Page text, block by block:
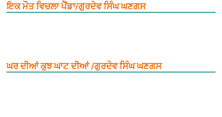
ਇਕ ਮੌਤ ਵਿਚਲਾ ਪੈਂਡਾ/ਗੁਰਦੇਵ ਸਿੰਘ ਘਣਗਸ
ਘਰ ਦੀਆਂ ਕੁਝ ਘਾਟ ਦੀਆਂ /ਗੁਰਦੇਵ ਸਿੰਘ ਘਣਗਸ